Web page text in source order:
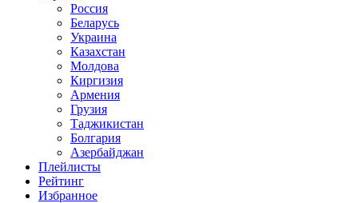
Россия
Беларусь
Украина
Казахстан
Молдова
Киргизия
Армения
Грузия
Таджикистан
Болгария
Азербайджан
Плейлисты
Рейтинг
Избранное